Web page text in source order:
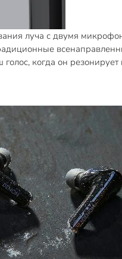
луча с двумя
когда он